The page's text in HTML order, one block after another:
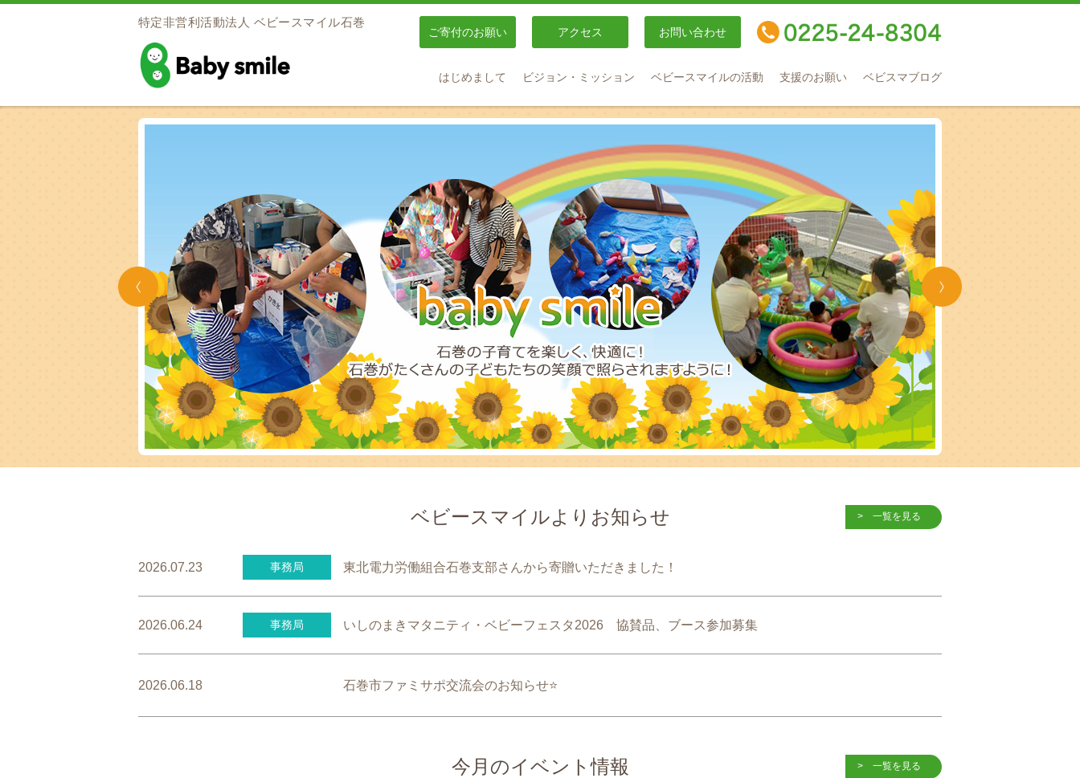
特定非営利活動法人 ベビースマイル石巻
ご寄付のお願い アクセス お問い合わせ
はじめまして ビジョン・ミッション ベビースマイルの活動 支援のお願い ベビスマブログ
ベビースマイルよりお知らせ
2026.07.23 事務局 東北電力労働組合石巻支部さんから寄贈いただきました！
2026.06.24 事務局 いしのまきマタニティ・ベビーフェスタ2026 協賛品、ブース参加募集
2026.06.18 石巻市ファミサポ交流会のお知らせ⭐️
一覧を見る
今月のイベント情報 一覧を見る